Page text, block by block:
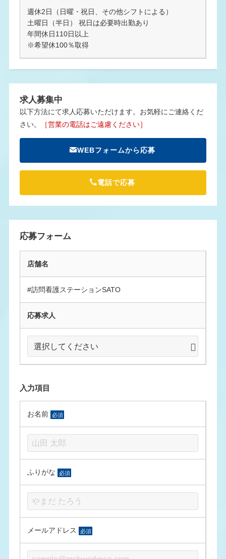
週休2日（日曜・祝日、その他シフトによる）
土曜日（半日） 祝日は必要時出勤あり
年間休日110日以上
※希望休100％取得
求人募集中
以下方法にて求人応募いただけます。お気軽にご連絡くだ
さい。
［営業の電話はご遠慮ください］
WEBフォームから応募
電話で応募
応募フォーム
店舗名
#訪問看護ステーションSATO
応募求人
入力項目
お名前 必須
ふりがな 必須
メールアドレス 必須